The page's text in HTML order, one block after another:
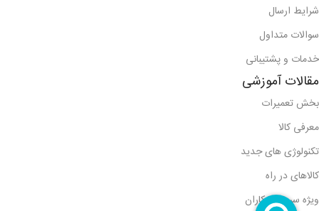
شرایط ارسال
سوالات متداول
خدمات و پشتیبانی
مقالات آموزشی
بخش تعمیرات
معرفی کالا
تکنولوژی های جدید
کالاهای در راه
ویژه سرویس کاران